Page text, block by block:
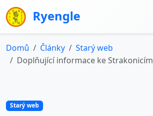
Ryengle
Domů Články
Starý web
Doplňující informace ke Strakonicím
Starý web